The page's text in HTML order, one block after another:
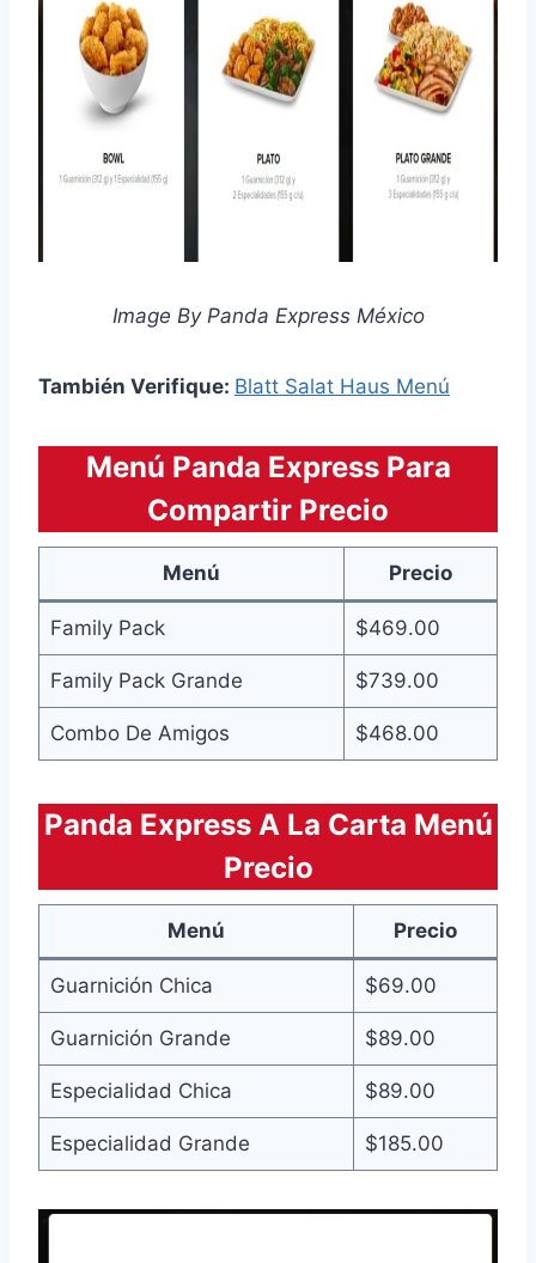
Image By Panda Express México
También Verifique: Blatt Salat Haus Menú
Menú Panda Express Para
Compartir Precio
Menú Precio
Family Pack $469.00
Family Pack Grande $739.00
Combo De Amigos $468.00
Panda Express A La Carta Menú
Precio
Menú Precio
Guarnición Chica $69.00
Guarnición Grande $89.00
Especialidad Chica $89.00
Especialidad Grande $185.00